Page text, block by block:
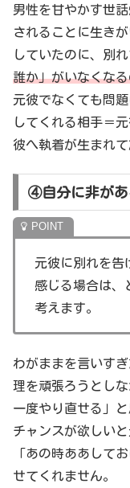
男性を甘やかす世
されることに生き
していたのに、別
誰か」がいなくな
元彼でなくても問
してくれる相手＝
彼へ執着が生まれ
④自分に非があ
元彼に別れを告
感じる場合は、
考えます。
わがままを言いす
理を頑張ろうとし
一度やり直せる」
チャンスが欲しい
「あの時ああして
せてくれません。